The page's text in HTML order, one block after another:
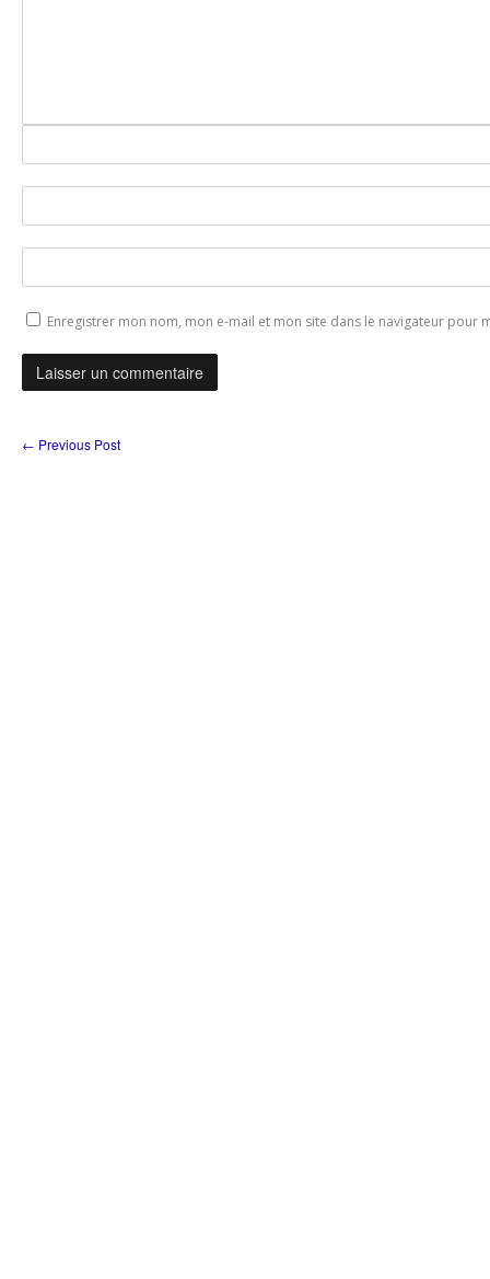
Enregistrer mon nom, mon e-mail et mon site dans le navigateur pour
← Previous Post